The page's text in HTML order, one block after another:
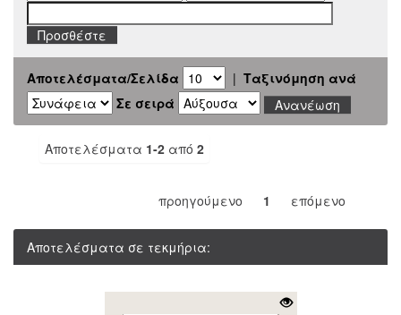
Αποτελέσματα/Σελίδα | Ταξινόμηση ανά
Σε σειρά
Αποτελέσματα 1-2 από 2
προηγούμενο 1 επόμενο
Αποτελέσματα σε τεκμήρια: